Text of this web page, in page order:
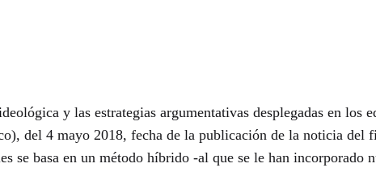
y las estrategias argumentativas desplegadas en los
del 4 mayo 2018, fecha de la publicación de la noticia del
se basa en un método híbrido -al que se le han incorporado